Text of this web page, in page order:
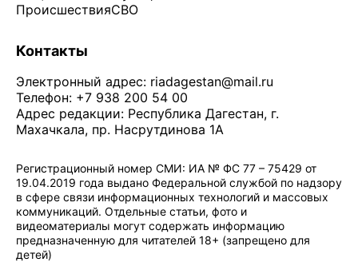
ПроисшествияСВО
Контакты
Электронный адрес: riadagestan@mail.ru
Телефон: +7 938 200 54 00
Адрес редакции: Республика Дагестан, г.
Махачкала, пр. Насрутдинова 1А
Регистрационный номер СМИ: ИА № ФС 77 – 75429 от
19.04.2019 года выдано Федеральной службой по надзору
в сфере связи информационных технологий и массовых
коммуникаций. Отдельные статьи, фото и
видеоматериалы могут содержать информацию
предназначенную для читателей 18+ (запрещено для
детей)